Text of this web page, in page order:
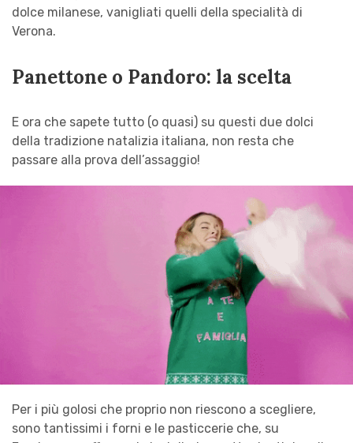
dolce milanese, vanigliati quelli della specialità di
Verona.
Panettone o Pandoro: la scelta
E ora che sapete tutto (o quasi) su questi due dolci
della tradizione natalizia italiana, non resta che
passare alla prova dell’assaggio!
Per i più golosi che proprio non riescono a scegliere,
sono tantissimi i forni e le pasticcerie che, su